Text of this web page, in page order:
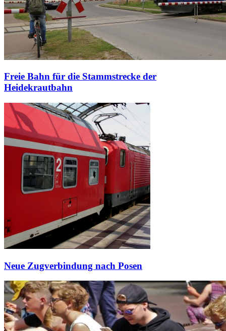
Freie Bahn für die Stammstrecke der
Heidekrautbahn
Neue Zugverbindung nach Posen